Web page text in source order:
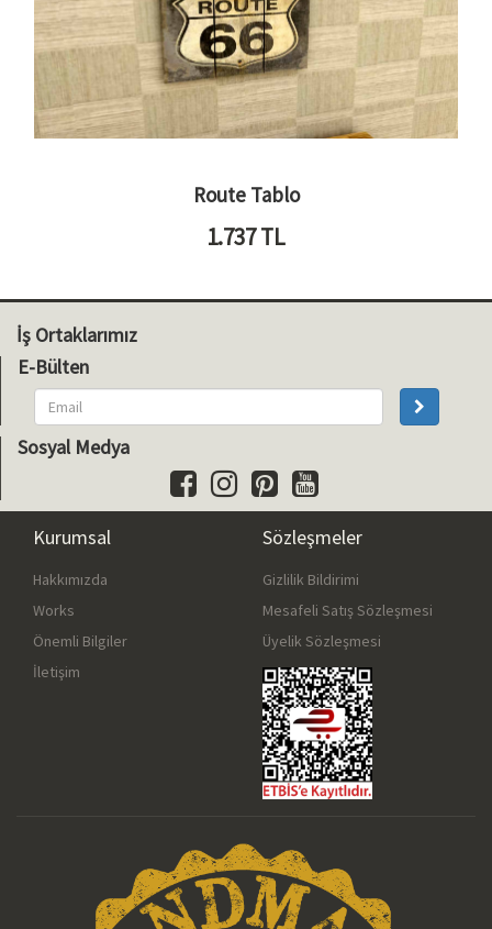
Route Tablo
1.737TL
İş Ortaklarımız
E-Bülten
Sosyal Medya
Kurumsal
Hakkımızda
Works
Önemli Bilgiler
İletişim
Sözleşmeler
Gizlilik Bildirimi
Mesafeli Satış Sözleşmesi
Üyelik Sözleşmesi